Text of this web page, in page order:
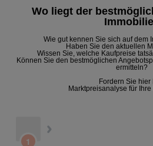
Wo liegt der
Wie gut kennen Sie sich auf dem
Haben Sie den aktuellen
Wissen Sie, welche Kaufpreise
Können Sie den bestmöglichen
ermitteln?
Fordern Sie hier
Marktpreisanalyse für